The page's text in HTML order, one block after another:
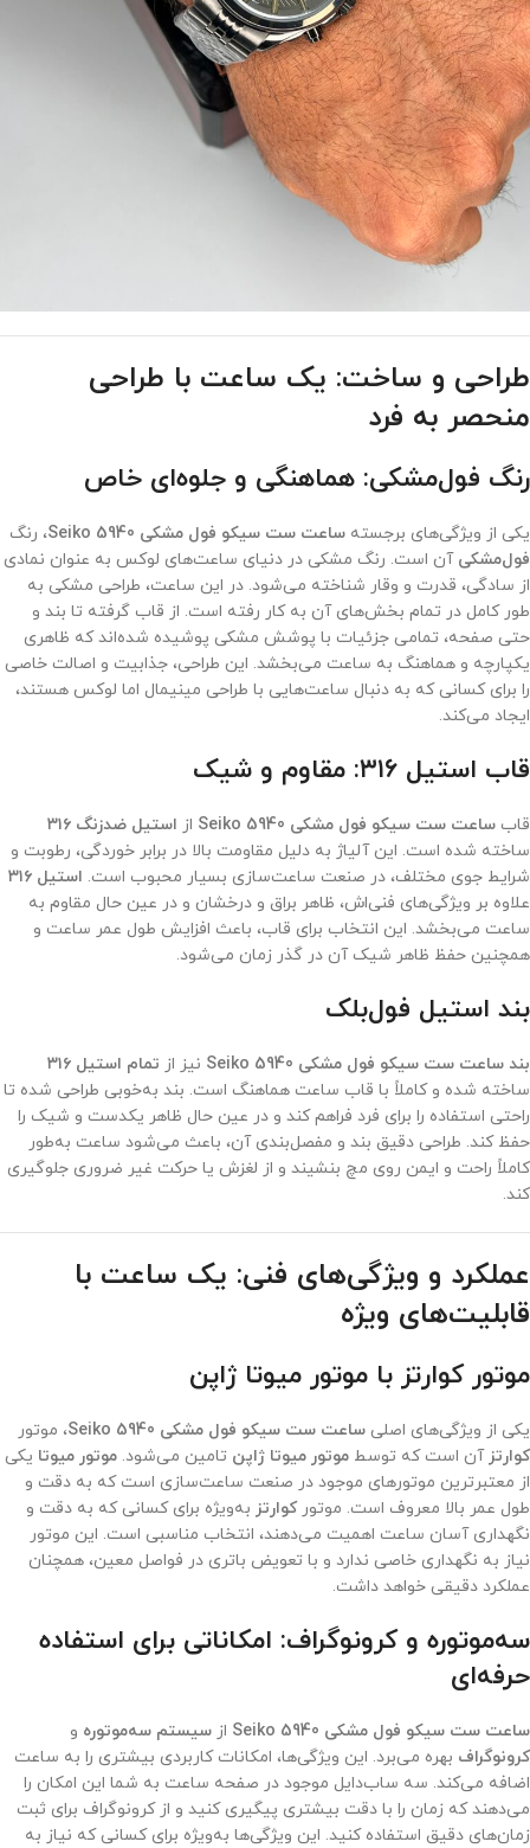
طراحی و ساخت: یک ساعت با طراحی
منحصر به فرد
رنگ فول‌مشکی: هماهنگی و جلوه‌ای خاص
یکی از ویژگی‌های برجسته ساعت ست سیکو فول مشکی Seiko 5940
، رنگ
فول‌مشکی آن است. رنگ مشکی در دنیای ساعت‌های لوکس به عنوان نمادی
از سادگی، قدرت و وقار شناخته می‌شود. در این ساعت، طراحی مشکی به
طور کامل در تمام بخش‌های آن به کار رفته است. از قاب گرفته تا بند و
حتی صفحه، تمامی جزئیات با پوشش مشکی پوشیده شده‌اند که ظاهری
یکپارچه و هماهنگ به ساعت می‌بخشد. این طراحی، جذابیت و اصالت خاصی
را برای کسانی که به دنبال ساعت‌هایی با طراحی مینیمال اما لوکس هستند،
ایجاد می‌کند.
قاب استیل ۳۱۶: مقاوم و شیک
قاب ساعت ست سیکو فول مشکی Seiko 5940 از استیل ضدزنگ ۳۱۶
ساخته شده است. این آلیاژ به دلیل مقاومت بالا در برابر خوردگی، رطوبت و
شرایط جوی مختلف، در صنعت ساعت‌سازی بسیار محبوب است. استیل ۳۱۶
علاوه بر ویژگی‌های فنی‌اش، ظاهر براق و درخشان و در عین حال مقاوم به
ساعت می‌بخشد. این انتخاب برای قاب، باعث افزایش طول عمر ساعت و
همچنین حفظ ظاهر شیک آن در گذر زمان می‌شود.
بند استیل فول‌بلک
بند ساعت ست سیکو فول مشکی Seiko 5940 نیز از تمام استیل ۳۱۶
ساخته شده و کاملاً با قاب ساعت هماهنگ است. بند به‌خوبی طراحی شده تا
راحتی استفاده را برای فرد فراهم کند و در عین حال ظاهر یکدست و شیک را
حفظ کند. طراحی دقیق بند و مفصل‌بندی آن، باعث می‌شود ساعت به‌طور
کاملاً راحت و ایمن روی مچ بنشیند و از لغزش یا حرکت غیر ضروری جلوگیری
کند.
عملکرد و ویژگی‌های فنی: یک ساعت با
قابلیت‌های ویژه
موتور کوارتز با موتور میوتا ژاپن
یکی از ویژگی‌های اصلی ساعت ست سیکو فول مشکی Seiko 5940
، موتور
کوارتز آن است که توسط موتور میوتا ژاپن تامین می‌شود. موتور میوتا یکی
از معتبرترین موتورهای موجود در صنعت ساعت‌سازی است که به دقت و
طول عمر بالا معروف است. موتورکوارتز به‌ویژه برای کسانی که به دقت و
نگهداری آسان ساعت اهمیت می‌دهند، انتخاب مناسبی است. این موتور
نیاز به نگهداری خاصی ندارد و با تعویض باتری در فواصل معین، همچنان
عملکرد دقیقی خواهد داشت.
سه‌موتوره و کرونوگراف: امکاناتی برای استفاده
حرفه‌ای
ساعت ست سیکو فول مشکی Seiko 5940 از سیستم سه‌موتوره و
کرونوگراف بهره می‌برد. این ویژگی‌ها، امکانات کاربردی بیشتری را به ساعت
اضافه می‌کند. سه ساب‌دایل موجود در صفحه ساعت به شما این امکان را
می‌دهند که زمان را با دقت بیشتری پیگیری کنید و از کرونوگراف برای ثبت
زمان‌های دقیق استفاده کنید. این ویژگی‌ها به‌ویژه برای کسانی که نیاز به